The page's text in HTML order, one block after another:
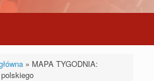
» MAPA TYGODNIA: